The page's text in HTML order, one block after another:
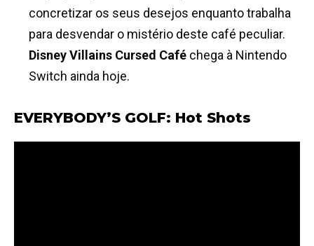
concretizar os seus desejos enquanto trabalha
para desvendar o mistério deste café peculiar.
Disney Villains Cursed Café chega à Nintendo
Switch ainda hoje.
EVERYBODY’S GOLF: Hot Shots